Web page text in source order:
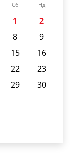
Сб Нд
1
2
8
9
15
16
22
23
29
30